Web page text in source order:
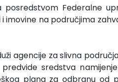
posredstvom Federalne
imovine na područjima
agencije za slivna
sredstva
plana za odbranu od